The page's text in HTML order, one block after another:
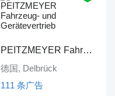
PEITZMEYER Fahrzeug- und Gerätevertrieb
德国, Delbrück
111 条广告